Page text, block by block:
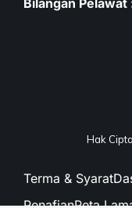
Bilangan Pelawat
Hak
Terma & Syarat
PenafianPeta